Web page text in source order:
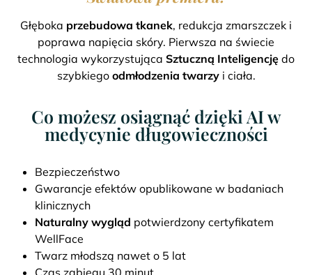
Głęboka przebudowa tkanek, redukcja zmarszczek i
poprawa napięcia skóry. Pierwsza na świecie
technologia wykorzystująca Sztuczną Inteligencję do
szybkiego odmłodzenia twarzyi ciała.
Co możesz osiągnąć dzięki AI w
medycynie długowieczności
Bezpieczeństwo
Gwarancje efektów opublikowane w badaniach
klinicznych
Naturalny wygląd potwierdzony certyfikatem
WellFace
Twarz młodszą nawet o 5 lat
Czas zabiegu 30 minut